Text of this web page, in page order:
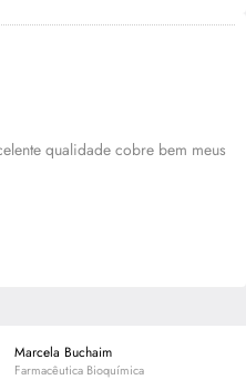
qualidade cobre bem meus
Marcela Buchaim
Farmacêutica Bioquímica